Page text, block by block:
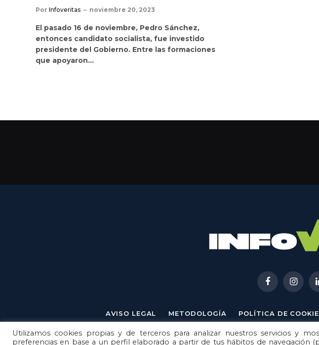
Por Infoveritas noviembre 20, 2023
El pasado 16 de noviembre, Pedro Sánchez,
entonces candidato socialista, fue investido
presidente del Gobierno. Entre las formaciones
que apoyaron…
Facebook
AVISO LEGAL METODOLOGÍA POLÍTICA DE
© 2026 Metech.
Utilizamos cookies propias y de terceros para analizar nuestros servicios y
preferencias en base a un perfil elaborado a partir de tus hábitos de navegación